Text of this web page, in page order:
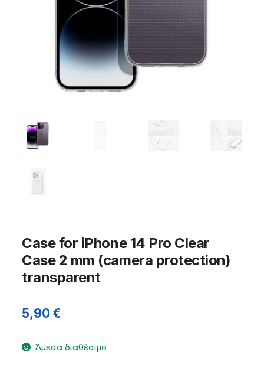
Case for iPhone 14 Pro Clear
Case 2 mm (camera protection)
transparent
5,90€
Άμεσα διαθέσιμο